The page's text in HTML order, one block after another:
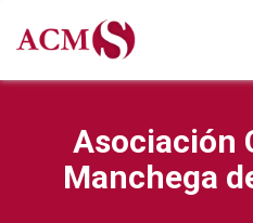
Asociación
Manchega